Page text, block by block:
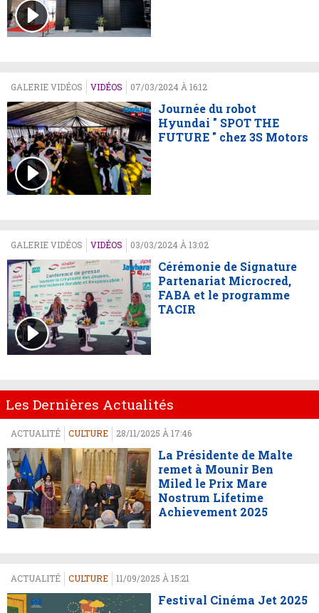
GALERIE VIDÉOS VIDÉOS 07/03/2024 À 16:12
Journée du robot
Hyundai " SPOT THE
FUTURE " chez 3S Motors
GALERIE VIDÉOS VIDÉOS 03/03/2024 À 13:02
Cérémonie de Signature
Partenariat Microcred,
FABA et le programme
TACIR
Les Dernières Actualités
ACTUALITÉ CULTURE 28/11/2025 À 17:46
La Présidente de Malte
remet à Mounir Ben
Miled le Prix Mare
Nostrum Lifetime
Achievement 2025
ACTUALITÉ CULTURE 11/09/2025 À 15:21
Festival Cinéma Jet 2025